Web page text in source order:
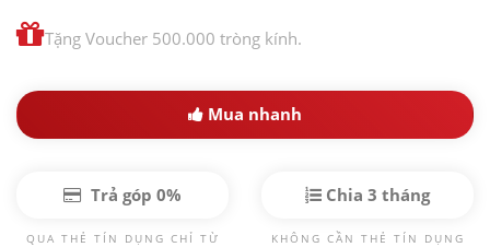
Tặng Voucher 500.000 tròng kính.
Mua nhanh
Trả góp 0%
QUA THẺ TÍN DỤNG CHỈ TỪ
Chia 3 tháng
KHÔNG CẦN THẺ TÍN DỤNG